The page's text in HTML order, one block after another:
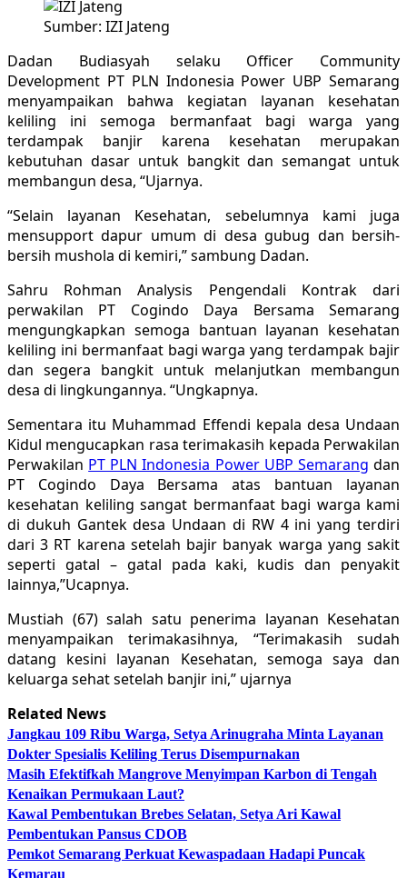
Sumber: IZI Jateng
Dadan Budiasyah selaku Officer Community
Development PT PLN Indonesia Power UBP Semarang
menyampaikan bahwa kegiatan layanan kesehatan
keliling ini semoga bermanfaat bagi warga yang
terdampak banjir karena kesehatan merupakan
kebutuhan dasar untuk bangkit dan semangat untuk
membangun desa, “Ujarnya.
“Selain layanan Kesehatan, sebelumnya kami juga
mensupport dapur umum di desa gubug dan bersih-
bersih mushola di kemiri,” sambung Dadan.
Sahru Rohman Analysis Pengendali Kontrak dari
perwakilan PT Cogindo Daya Bersama Semarang
mengungkapkan semoga bantuan layanan kesehatan
keliling ini bermanfaat bagi warga yang terdampak bajir
dan segera bangkit untuk melanjutkan membangun
desa di lingkungannya. “Ungkapnya.
Sementara itu Muhammad Effendi kepala desa Undaan
Kidul mengucapkan rasa terimakasih kepada Perwakilan
Perwakilan PT PLN Indonesia Power UBP Semarang dan
PT Cogindo Daya Bersama atas bantuan layanan
kesehatan keliling sangat bermanfaat bagi warga kami
di dukuh Gantek desa Undaan di RW 4 ini yang terdiri
dari 3 RT karena setelah bajir banyak warga yang sakit
seperti gatal – gatal pada kaki, kudis dan penyakit
lainnya,”Ucapnya.
Mustiah (67) salah satu penerima layanan Kesehatan
menyampaikan terimakasihnya, “Terimakasih sudah
datang kesini layanan Kesehatan, semoga saya dan
keluarga sehat setelah banjir ini,” ujarnya
Related News
Jangkau 109 Ribu Warga, Setya Arinugraha Minta Layanan
Dokter Spesialis Keliling Terus Disempurnakan
Masih Efektifkah Mangrove Menyimpan Karbon di Tengah
Kenaikan Permukaan Laut?
Kawal Pembentukan Brebes Selatan, Setya Ari Kawal
Pembentukan Pansus CDOB
Pemkot Semarang Perkuat Kewaspadaan Hadapi Puncak
Kemarau